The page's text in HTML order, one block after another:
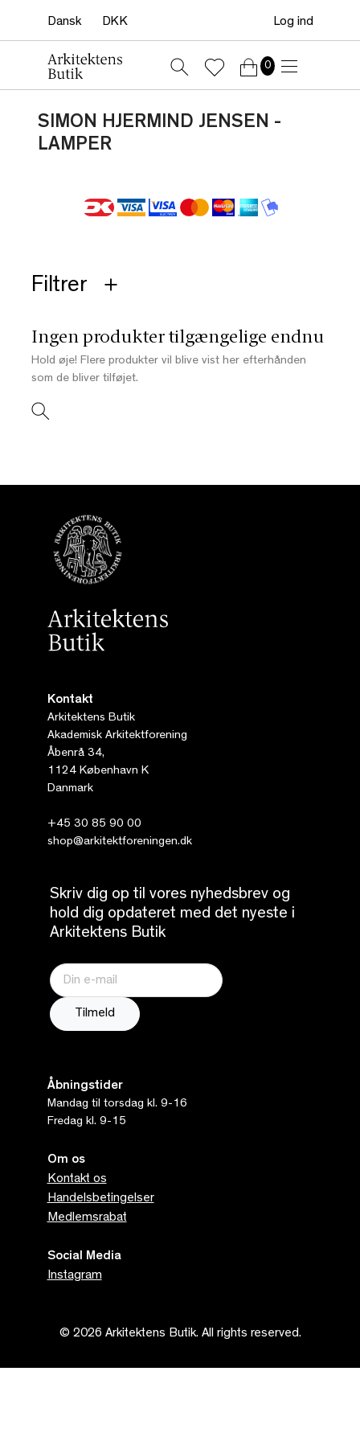
Log ind
0
SIMON HJERMIND JENSEN -
LAMPER
Filtrer
Ingen produkter tilgængelige endnu
Hold øje! Flere produkter vil blive vist her efterhånden
som de bliver tilføjet.
Kontakt
Arkitektens Butik
Akademisk Arkitektforening
Åbenrå 34,
1124 København K
Danmark
+45 30 85 90 00
shop@arkitektforeningen.dk
Skriv dig op til vores nyhedsbrev og
hold dig opdateret med det nyeste i
Arkitektens Butik
Åbningstider
Mandag til torsdag kl. 9-16
Fredag kl. 9-15
Om os
Kontakt os
Handelsbetingelser
Medlemsrabat
Social Media
Instagram
© 2026 Arkitektens Butik. All rights reserved.